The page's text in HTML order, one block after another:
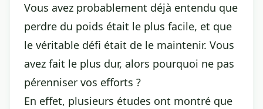
Vous avez probablement déjà entendu que
perdre du poids était le plus facile, et que
le véritable défi était de le maintenir. Vous
avez fait le plus dur, alors pourquoi ne pas
pérenniser vos efforts ?
En effet, plusieurs études ont montré que